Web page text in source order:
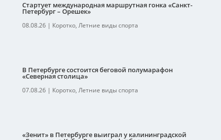
Стартует международная маршрутная гонка «Санкт-
Петербург – Орешек»
08.08.26| Коротко, Летние виды спорта
В Петербурге состоится беговой полумарафон
«Северная столица»
07.08.26| Коротко, Летние виды спорта
«Зенит» в Петербурге выиграл у калининградской